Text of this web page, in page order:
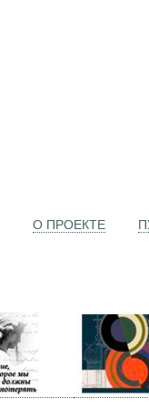
О ПРОЕКТЕ